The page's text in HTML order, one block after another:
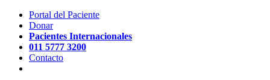
Portal del Paciente
Donar
Pacientes Internacionales
011 5777 3200
Contacto